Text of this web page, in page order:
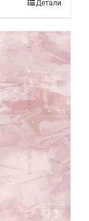
Детали